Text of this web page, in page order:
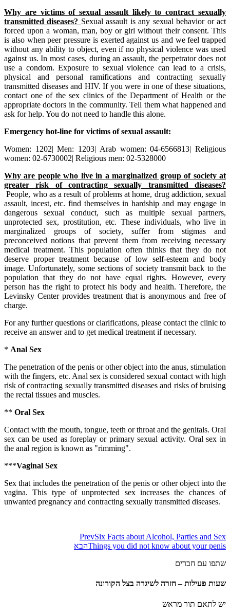
Why are victims of sexual assault likely to contract sexually
transmitted diseases? Sexual assault is any sexual behavior or act
forced upon a woman, man, boy or girl without their consent. This
is also when peer pressure is exerted against us and we feel trapped
without any ability to object, even if no physical violence was used
against us. In most cases, during an assault, the perpetrator does not
use a condom. Exposure to sexual violence can lead to a crisis,
physical and personal ramifications and contracting sexually
transmitted diseases and HIV. If you were in one of these situations,
contact one of the sex clinics of the Department of Health or the
appropriate doctors in the community. Tell them what happened and
ask for help. You do not need to handle this alone.
Emergency hot-line for victims of sexual assault:
Women: 1202| Men: 1203| Arab women: 04-6566813| Religious
women: 02-6730002| Religious men: 02-5328000
Why are people who live in a marginalized group of society at
greater risk of contracting sexually transmitted diseases?
People, who as a result of problems at home, drug addiction, sexual
assault, incest, etc. find themselves in hardship and may engage in
dangerous sexual conduct, such as multiple sexual partners,
unprotected sex, prostitution, etc. These individuals, who live in
marginalized groups of society, suffer from stigmas and
preconceived notions that prevent them from receiving necessary
medical treatment. This population often thinks that they do not
deserve proper treatment because of low self-esteem and body
image. Unfortunately, some sections of society transmit back to the
population that they do not have equal rights. However, every
person has the right to protect his body and health. Therefore, the
Levinsky Center provides treatment that is anonymous and free of
charge.
For any further questions or clarifications, please contact the clinic to
receive an answer and to get medical treatment if necessary.
* Anal Sex
The penetration of the penis or other object into the anus, stimulation
with the fingers, etc. Anal sex is considered sexual contact with high
risk of contracting sexually transmitted diseases and risks of bruising
the rectal tissues and muscles.
** Oral Sex
Contact with the mouth, tongue, teeth or throat and the genitals. Oral
sex can be used as foreplay or primary sexual activity. Oral sex in
the anal region is known as "rimming".
***Vaginal Sex
Sex that includes the penetration of the penis or other object into the
vagina. This type of unprotected sex increases the chances of
unwanted pregnancy and contracting sexually transmitted diseases.
PrevSix Facts about Alcohol, Parties and Sex
Things you did not know about your penisהבא
שתפו עם חברים
שעות פעילות – חזרה לשיגרה בצל הקורונה
יש לתאם תור מראש